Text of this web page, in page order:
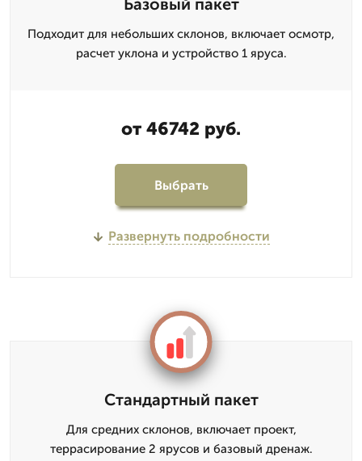
Базовый пакет
Подходит для небольших склонов, включает осмотр,
расчет уклона и устройство 1 яруса.
от 46742 руб.
Выбрать
Развернуть подробности
Стандартный пакет
Для средних склонов, включает проект,
террасирование 2 ярусов и базовый дренаж.